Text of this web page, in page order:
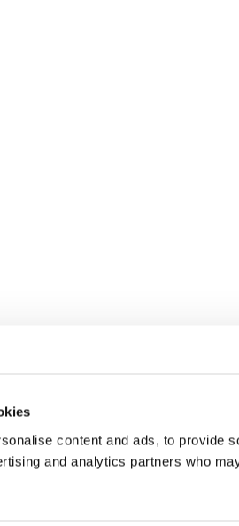
content and ads, to provide
and analytics partners who